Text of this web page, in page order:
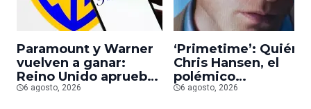
Paramount y Warner
vuelven a ganar:
Reino Unido aprueba
la fusión entre
6 agosto, 2026
‘Primetime’: Quién
Chris Hansen, el
polémico
presentador que
6 agosto, 2026